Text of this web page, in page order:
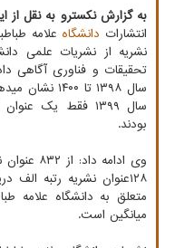
به گزارش نکسترو به نقل از
انتشارات دانشگاه
تحقیقات و فناوری آگاهی
سال ۱۳۹۹ فقط یک
بودند.
وی
متعلق به دانشگاه علامه
میانگین است.